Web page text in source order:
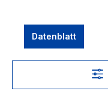
Datenblatt